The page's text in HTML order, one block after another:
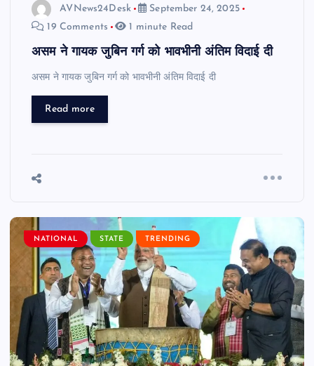
AVNews24Desk
September 24, 2025
19 Comments
1 minute Read
असम ने गायक जुबिन गर्ग को भावभीनी अंतिम विदाई दी
असम ने गायक जुबिन गर्ग को भावभीनी अंतिम विदाई दी
Read more
NATIONAL STATE TRENDING